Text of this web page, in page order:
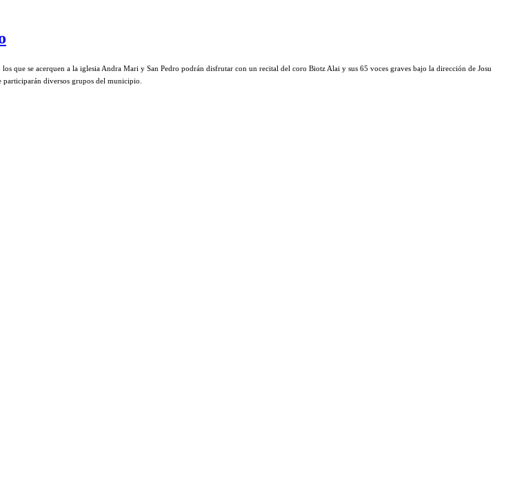
que se acerquen a la iglesia Andra Mari y San Pedro podrán disfrutar con un recital del coro Biotz Alai y sus 65 voces graves bajo la dirección de Josu
diversos grupos del municipio.